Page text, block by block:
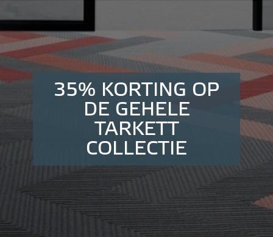
35% KORTING OP
DE GEHELE
TARKETT
COLLECTIE